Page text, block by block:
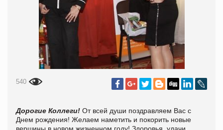
540
Дорогие Коллеги! От всей души поздравляем Вас с
Днем рождения! Желаем наметить и покорить новые
вершины в новом жизненном году! Здоровья, удачи,